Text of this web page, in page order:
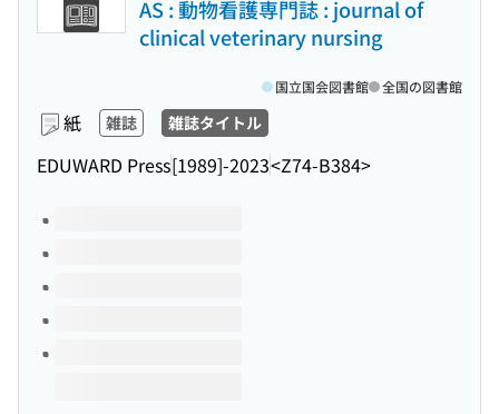
AS : 動物看護専門誌 : journal of
clinical veterinary nursing
紙 雑誌 雑誌タイトル
EDUWARD Press[1989]-2023<Z74-B384>
国立国会図書館 全国の図書館
このタイトルの巻号